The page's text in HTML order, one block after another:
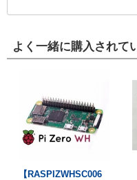
よく一緒に購入されて
【RASPIZWHSC006